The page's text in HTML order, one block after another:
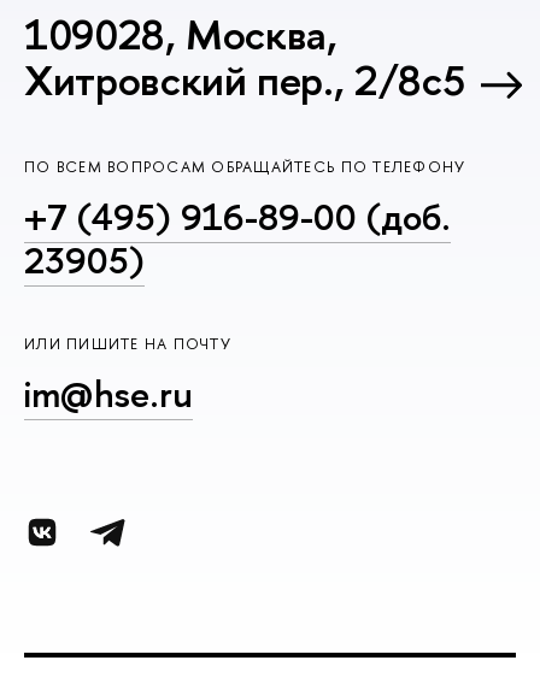
109028, Москва,
Хитровский пер., 2/8с5
ПО ВСЕМ ВОПРОСАМ ОБРАЩАЙТЕСЬ ПО ТЕЛЕФОНУ
+7 (495) 916-89-00 (доб.
23905)
ИЛИ ПИШИТЕ НА ПОЧТУ
im@hse.ru